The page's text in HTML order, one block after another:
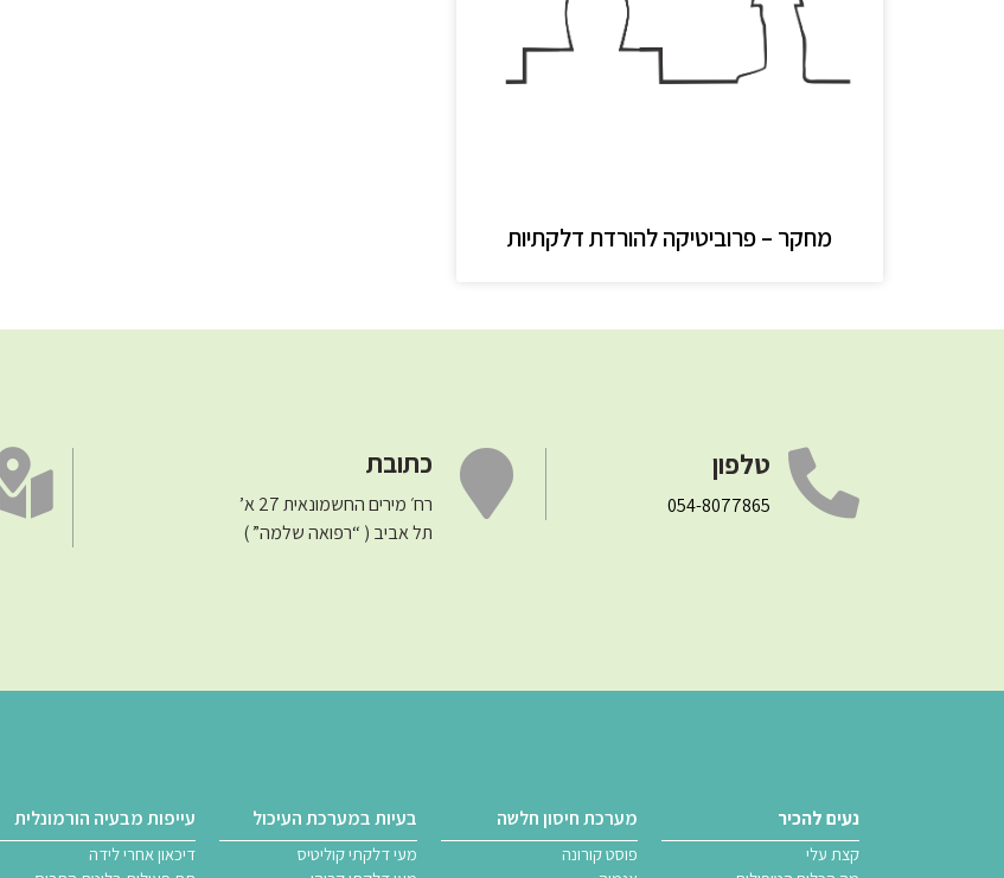
מחקר – פרוביטיקה להורדת דלקתיות
טלפון
054-8077865
כתובת
רח׳ מירים החשמונאית 27 א’
תל אביב ( “רפואה שלמה” )
נעים להכיר
קצת עלי
מערכת חיסון חלשה
פוסט קורונה
בעיות במערכת העיכול
מעי דלקתי קוליטיס
עייפות מבעיה הורמונלית
דיכאון אחרי לידה